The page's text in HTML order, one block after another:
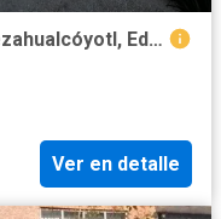
Casa en venta en Maravillas, Nezahualcóyotl, Edo. Mex
Ver en detalle